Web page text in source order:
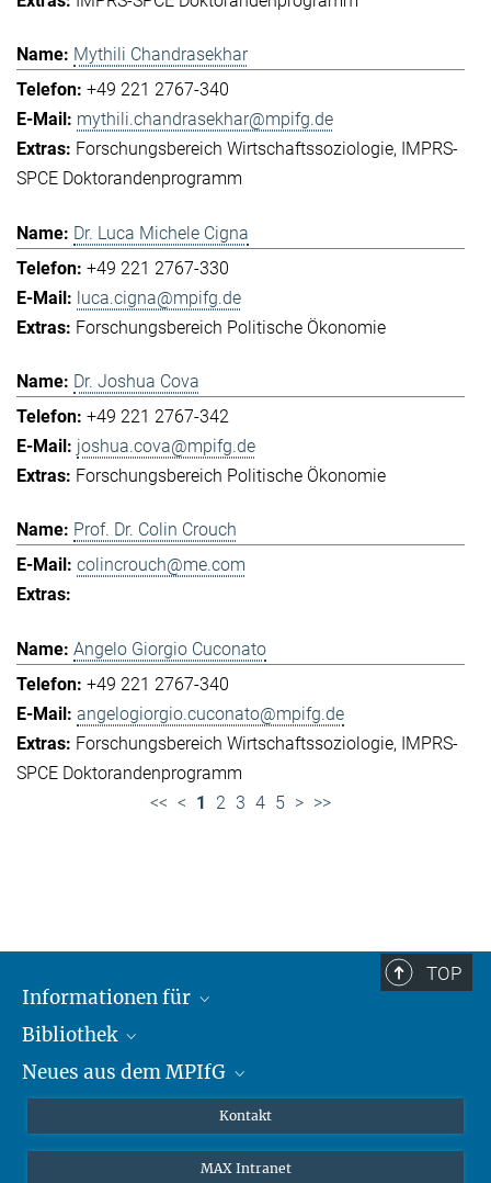
Mythili Chandrasekhar
+49 221 2767-340
mythili.chandrasekhar@mpifg.de
Forschungsbereich Wirtschaftssoziologie
IMPRS-
SPCE Doktorandenprogramm
Dr. Luca Michele Cigna
+49 221 2767-330
luca.cigna@mpifg.de
Forschungsbereich Politische Ökonomie
Dr. Joshua Cova
+49 221 2767-342
joshua.cova@mpifg.de
Forschungsbereich Politische Ökonomie
Prof. Dr. Colin Crouch
colincrouch@me.com
Angelo Giorgio Cuconato
+49 221 2767-340
angelogiorgio.cuconato@mpifg.de
Forschungsbereich Wirtschaftssoziologie IMPRS-
SPCE Doktorandenprogramm
<< < 1 2 3 4 5 > >>
TOP
Informationen für
Forschende
Gäste
Bibliothek
Profil
Neues aus dem MPIfG
Newsletter abonnieren
Kontakt
MAX Intranet